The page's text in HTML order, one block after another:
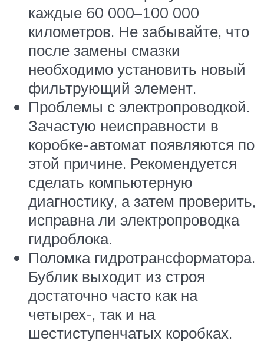
каждые 60 000–100 000
километров. Не забывайте, что
после замены смазки
необходимо установить новый
фильтрующий элемент.
Проблемы с электропроводкой.
Зачастую неисправности в
коробке-автомат появляются по
этой причине. Рекомендуется
сделать компьютерную
диагностику, а затем проверить,
исправна ли электропроводка
гидроблока.
Поломка гидротрансформатора.
Бублик выходит из строя
достаточно часто как на
четырех-, так и на
шестиступенчатых коробках.